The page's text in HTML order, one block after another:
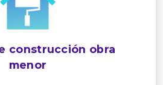
construcción obra
menor